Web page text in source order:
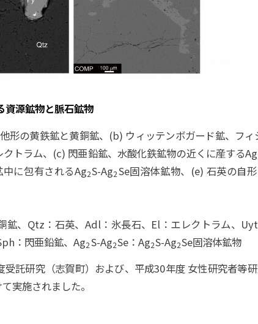
資源鉱物と脈石鉱物
形の黄鉄鉱と黄銅鉱、(b) ウィッテンボガード鉱、フ
トラム、(c) 閃亜鉛鉱、水酸化鉄鉱物の近くに産するAg
に包有されるAg2S-Ag2Se固溶体鉱物、(e) 石英の自
鉱、Qtz：石英、Adl：氷長石、El：エレクトラム、Uyt
：閃亜鉛鉱、Ag2S-Ag2Se：Ag2S-Ag2Se固溶体鉱物
託研究（志賀町）および、平成30年度 女性研究者等
実施されました。